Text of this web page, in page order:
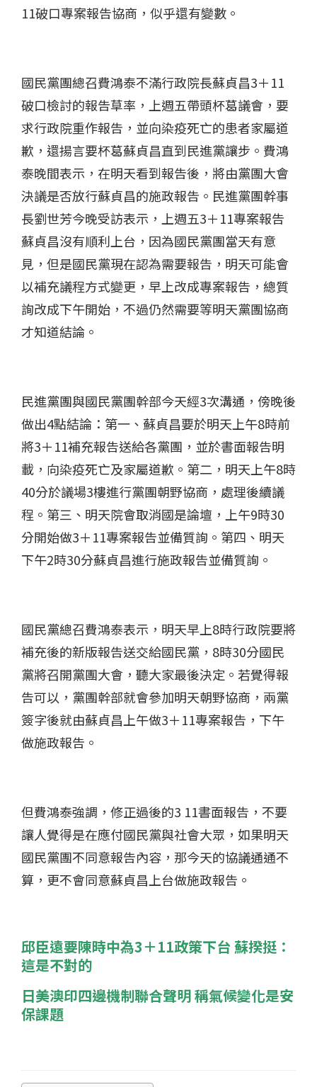
11破口專案報告協商，似乎還有變數。
國民黨團總召費鴻泰不滿行政院長蘇貞昌3＋11
破口檢討的報告草率，上週五帶頭杯葛議會，要
求行政院重作報告，並向染疫死亡的患者家屬道
歉，還揚言要杯葛蘇貞昌直到民進黨讓步。費鴻
泰晚間表示，在明天看到報告後，將由黨團大會
決議是否放行蘇貞昌的施政報告。民進黨團幹事
長劉世芳今晚受訪表示，上週五3＋11專案報告
蘇貞昌沒有順利上台，因為國民黨團當天有意
見，但是國民黨現在認為需要報告，明天可能會
以補充議程方式變更，早上改成專案報告，總質
詢改成下午開始，不過仍然需要等明天黨團協商
才知道結論。
民進黨團與國民黨團幹部今天經3次溝通，傍晚後
做出4點結論：第一、蘇貞昌要於明天上午8時前
將3＋11補充報告送給各黨團，並於書面報告明
載，向染疫死亡及家屬道歉。第二，明天上午8時
40分於議場3樓進行黨團朝野協商，處理後續議
程。第三、明天院會取消國是論壇，上午9時30
分開始做3＋11專案報告並備質詢。第四、明天
下午2時30分蘇貞昌進行施政報告並備質詢。
國民黨總召費鴻泰表示，明天早上8時行政院要將
補充後的新版報告送交給國民黨，8時30分國民
黨將召開黨團大會，聽大家最後決定。若覺得報
告可以，黨團幹部就會參加明天朝野協商，兩黨
簽字後就由蘇貞昌上午做3＋11專案報告，下午
做施政報告。
但費鴻泰強調，修正過後的3 11書面報告，不要
讓人覺得是在應付國民黨與社會大眾，如果明天
國民黨團不同意報告內容，那今天的協議通通不
算，更不會同意蘇貞昌上台做施政報告。
邱臣遠要陳時中為3＋11政策下台 蘇揆挺：
這是不對的
日美澳印四邊機制聯合聲明 稱氣候變化是安
保課題